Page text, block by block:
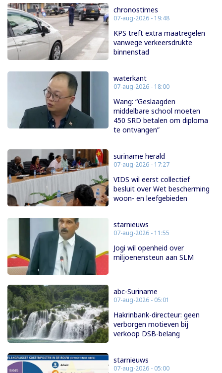
chronostimes
07-aug-2026 - 19:48
KPS treft extra maatregelen
vanwege verkeersdrukte
binnenstad
waterkant
07-aug-2026 - 18:00
Wang: “Geslaagden
middelbare school moeten
450 SRD betalen om diploma
te ontvangen”
suriname herald
07-aug-2026 - 17:27
VIDS wil eerst collectief
besluit over Wet bescherming
woon- en leefgebieden
starnieuws
07-aug-2026 - 11:55
Jogi wil openheid over
miljoenensteun aan SLM
abc-Suriname
07-aug-2026 - 05:01
Hakrinbank-directeur: geen
verborgen motieven bij
verkoop DSB-belang
starnieuws
07-aug-2026 - 05:00